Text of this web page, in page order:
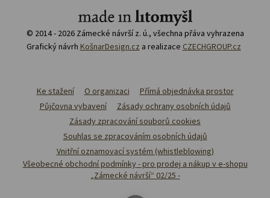
© 2014 - 2026 Zámecké návrší z. ú., všechna přáva vyhrazena
Grafický návrh KošnarDesign.cz a realizace CZECHGROUP.cz
Ke stažení O organizaci
Přímá objednávka prostor
Půjčovna vybavení
Zásady ochrany osobních údajů
Zásady zpracování souborů cookies
Souhlas se zpracováním osobních údajů
Vnitřní oznamovací systém (whistleblowing)
Všeobecné obchodní podmínky - pro prodej a nákup v e-shopu
„Zámecké návrší“ 02/25 -